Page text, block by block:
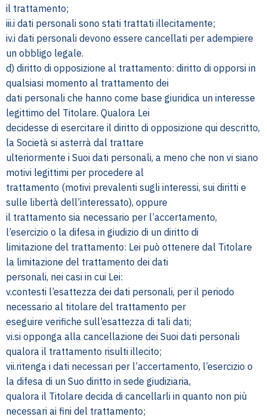
il trattamento;
iii.i dati personali sono stati trattati illecitamente;
iv.i dati personali devono essere cancellati per adempiere
un obbligo legale.
d) diritto di opposizione al trattamento: diritto di opporsi in
qualsiasi momento al trattamento dei
dati personali che hanno come base giuridica un interesse
legittimo del Titolare. Qualora Lei
decidesse di esercitare il diritto di opposizione qui descritto,
la Società si asterrà dal trattare
ulteriormente i Suoi dati personali, a meno che non vi siano
motivi legittimi per procedere al
trattamento (motivi prevalenti sugli interessi, sui diritti e
sulle libertà dell’interessato), oppure
il trattamento sia necessario per l’accertamento,
l’esercizio o la difesa in giudizio di un diritto di
limitazione del trattamento: Lei può ottenere dal Titolare
la limitazione del trattamento dei dati
personali, nei casi in cui Lei:
v.contesti l’esattezza dei dati personali, per il periodo
necessario al titolare del trattamento per
eseguire verifiche sull’esattezza di tali dati;
vi.si opponga alla cancellazione dei Suoi dati personali
qualora il trattamento risulti illecito;
vii.ritenga i dati necessari per l’accertamento, l’esercizio o
la difesa di un Suo diritto in sede giudiziaria,
qualora il Titolare decida di cancellarli in quanto non più
necessari ai fini del trattamento;